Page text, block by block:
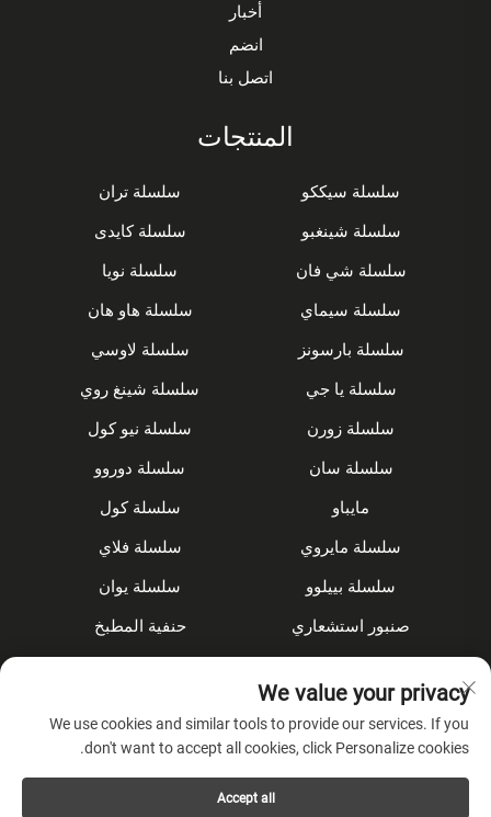
أخبار
انضم
اتصل بنا
المنتجات
سلسلة سيككو
سلسلة تران
سلسلة شينغبو
سلسلة كايدى
سلسلة شي فان
سلسلة نويا
سلسلة سيماي
سلسلة هاو هان
سلسلة بارسونز
سلسلة لاوسي
سلسلة يا جي
سلسلة شينغ روي
سلسلة زورن
سلسلة نيو كول
سلسلة سان
سلسلة دوروو
مايباو
سلسلة كول
سلسلة مايروي
سلسلة فلاي
سلسلة بييلوو
سلسلة يوان
صنبور استشعاري
حنفية المطبخ
الملحقات
عن الشركة
We value your privacy
We use cookies and similar tools to provide our services. If you
don't want to accept all cookies, click Personalize cookies.
Accept all